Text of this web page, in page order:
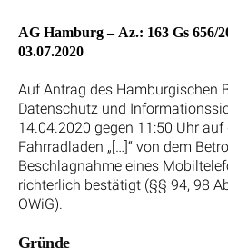
AG Hamburg – Az.: 163 Gs 656/
03.07.2020
Auf Antrag des Hamburgischen
Datenschutz und
14.04.2020 gegen 11:50 Uhr
Fahrradladen „[…]“ von dem
Beschlagnahme eines
richterlich bestätigt (§§ 94, 98
OWiG).
Gründe